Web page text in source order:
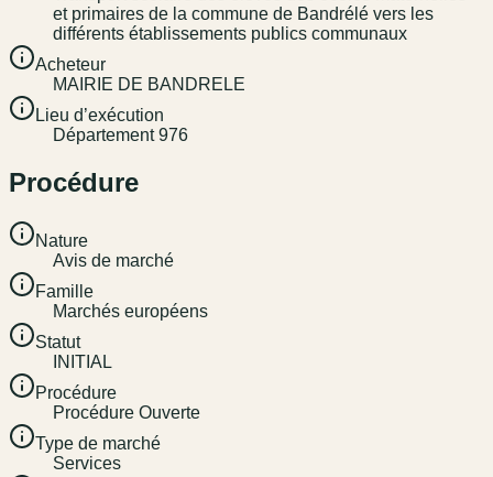
et primaires de la commune de Bandrélé vers les
différents établissements publics communaux
Acheteur
MAIRIE DE BANDRELE
Lieu d’exécution
Département 976
Procédure
Nature
Avis de marché
Famille
Marchés européens
Statut
INITIAL
Procédure
Procédure Ouverte
Type de marché
Services